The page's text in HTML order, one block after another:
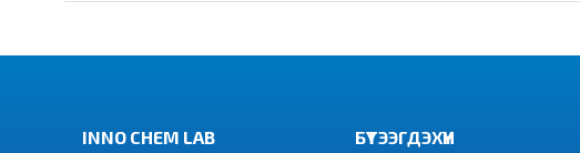
INNO CHEM LAB БҮТЭЭГДЭХҮҮН